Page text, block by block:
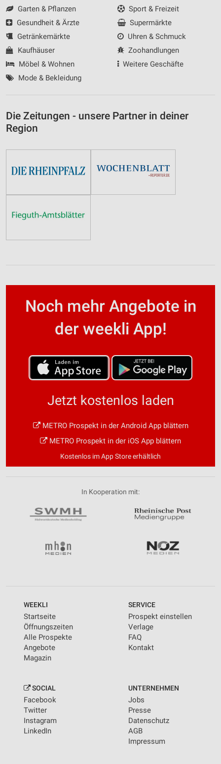
Garten & Pflanzen
Gesundheit & Ärzte
Getränkemärkte
Kaufhäuser
Möbel & Wohnen
Mode & Bekleidung
Sport & Freizeit
Supermärkte
Uhren & Schmuck
Zoohandlungen
Weitere Geschäfte
Die Zeitungen - unsere Partner in deiner
Region
Noch mehr Angebote in
der weekli App!
Jetzt kostenlos laden
METRO Prospekt in der Android App blättern
METRO Prospekt in der iOS App blättern
Kostenlos im App Store erhältlich
In Kooperation mit:
WEEKLI
Startseite
Öffnungszeiten
Alle Prospekte
Angebote
Magazin
SERVICE
Prospekt einstellen
Verlage
FAQ
Kontakt
SOCIAL
Facebook
Twitter
Instagram
LinkedIn
UNTERNEHMEN
Jobs
Presse
Datenschutz
AGB
Impressum
Geräte anhand von aktiv angeforderten
Informationen identifizieren
Nicht-IAB-Verarbeitungszwecke:
Notwendig
Werbung